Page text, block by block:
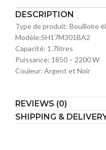
DESCRIPTION
Type de produit: Bouilloire
Modèle:SH17M301BA2
Capacité: 1.7litres
Puissance: 1850 – 2200 W
Couleur: Argent et Noir
REVIEWS (0)
SHIPPING &